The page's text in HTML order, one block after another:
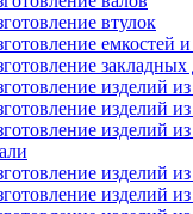
втулок
емкостей и
закладных
изделий из
изделий
изделий
изделий
изделий